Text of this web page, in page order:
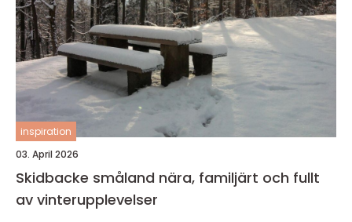
inspiration
03. April 2026
Skidbacke småland nära, familjärt och fullt
av vinterupplevelser